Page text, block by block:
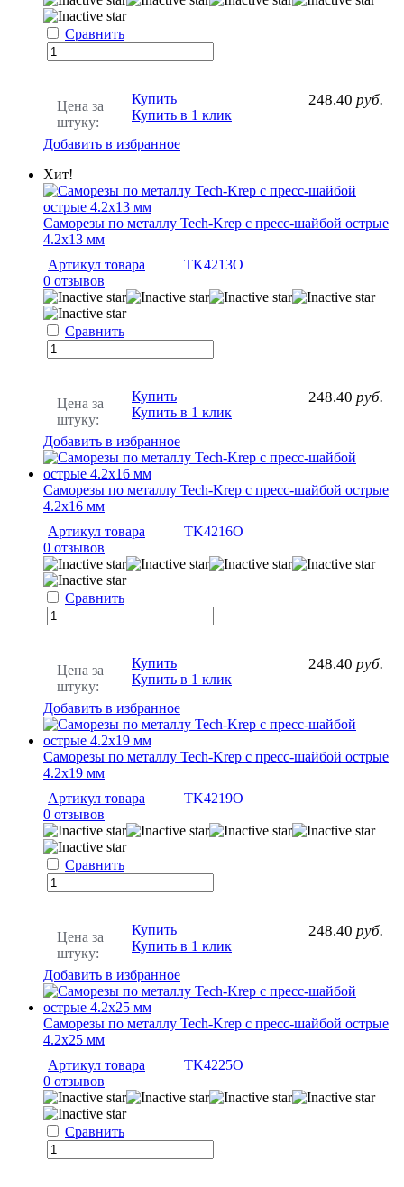
Сравнить
Цена за
штуку:
248.40 руб.
Купить
Купить в 1 клик
Добавить в избранное
Хит!
Саморезы по металлу Tech-Krep с пресс-шайбой острые
4.2х13 мм
Артикул товара
TK4213O
0 отзывов
Сравнить
Цена за
штуку:
248.40 руб.
Купить
Купить в 1 клик
Добавить в избранное
Саморезы по металлу Tech-Krep с пресс-шайбой острые
4.2х16 мм
Артикул товара
TK4216O
0 отзывов
Сравнить
Цена за
штуку:
248.40 руб.
Купить
Купить в 1 клик
Добавить в избранное
Саморезы по металлу Tech-Krep с пресс-шайбой острые
4.2х19 мм
Артикул товара
TK4219O
0 отзывов
Сравнить
Цена за
штуку:
248.40 руб.
Купить
Купить в 1 клик
Добавить в избранное
Саморезы по металлу Tech-Krep с пресс-шайбой острые
4.2х25 мм
Артикул товара
TK4225O
0 отзывов
Сравнить